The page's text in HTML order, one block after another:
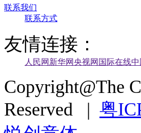
联系我们
联系方式
友情连接：
人民网 新华网央视网 国际在线中
Copyright@The
Reserved | 粤